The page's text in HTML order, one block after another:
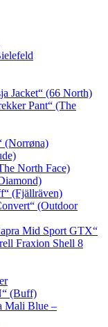
Jacket“ (66 North)
Pant“ (The
(Norrøna)
North Face)
(Fjällräven)
(Outdoor
Mid Sport GTX“
Fraxion Shell 8
(Buff)
Mali Blue –